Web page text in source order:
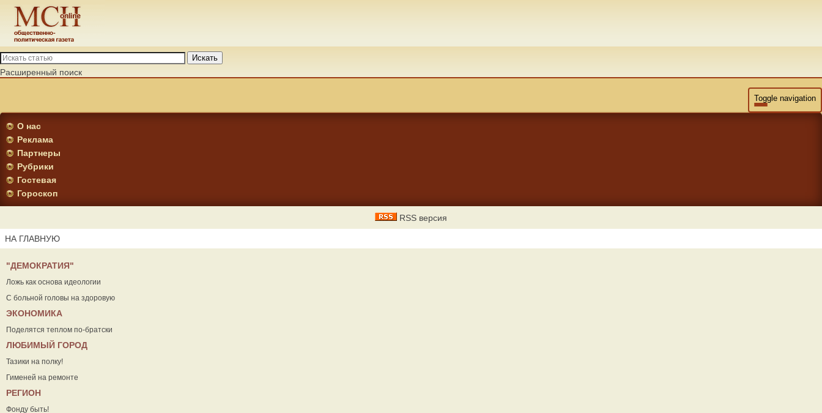
Искать
Расширенный поиск
Toggle navigation
О нас
Реклама
Партнеры
Рубрики
Гостевая
Гороскоп
RSS версия
НА ГЛАВНУЮ
"ДЕМОКРАТИЯ"
Ложь как основа идеологии
С больной головы на здоровую
ЭКОНОМИКА
Поделятся теплом по-братски
ЛЮБИМЫЙ ГОРОД
Тазики на полку!
Гименей на ремонте
РЕГИОН
Фонду быть!